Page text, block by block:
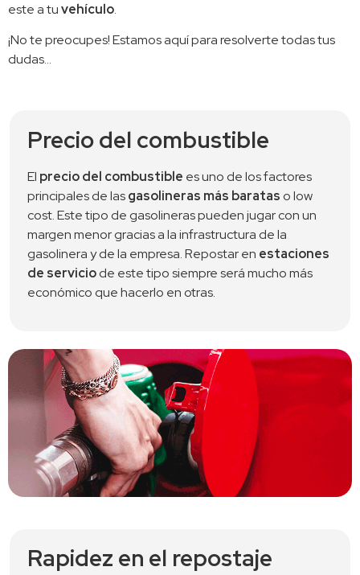
este a tu vehículo.
¡No te preocupes! Estamos aquí para resolverte todas tus
dudas…
Precio del combustible
El precio del combustible es uno de los factores
principales de las gasolineras más baratas o low
cost. Este tipo de gasolineras pueden jugar con un
margen menor gracias a la infrastructura de la
gasolinera y de la empresa. Repostar en estaciones
de servicio de este tipo siempre será mucho más
económico que hacerlo en otras.
Rapidez en el repostaje